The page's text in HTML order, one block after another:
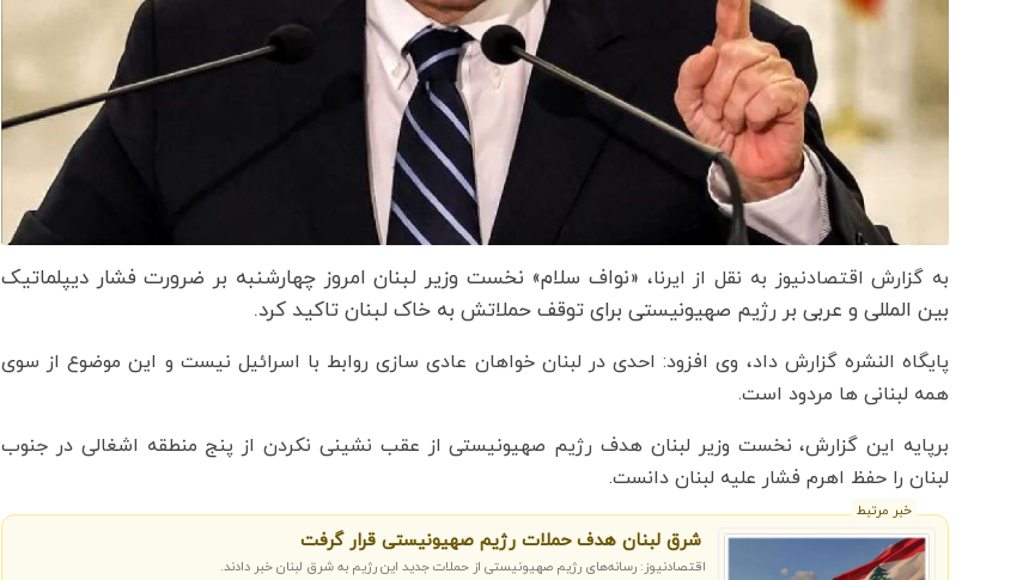
به گزارش اقتصادنیوز به نقل از ایرنا، «نواف سلام» نخست وزیر لبنان امروز چهارشنبه بر ضرورت فشار دیپلماتیک
بین المللی و عربی بر رژیم صهیونیستی برای توقف حملاتش به خاک لبنان تاکید کرد.
پایگاه النشره گزارش داد، وی افزود: احدی در لبنان خواهان عادی سازی روابط با اسرائیل نیست و این موضوع از سوی
همه لبنانی ها مردود است.
برپایه این گزارش، نخست وزیر لبنان هدف رژیم صهیونیستی از عقب نشینی نکردن از پنج منطقه اشغالی در جنوب
لبنان را حفظ اهرم فشار علیه لبنان دانست.
خبر مرتبط
شرق لبنان هدف حملات رژیم صهیونیستی قرار گرفت
اقتصادنیوز: رسانه‌های رژیم صهیونیستی از حملات جدید این رژیم به شرق لبنان خبر دادند.